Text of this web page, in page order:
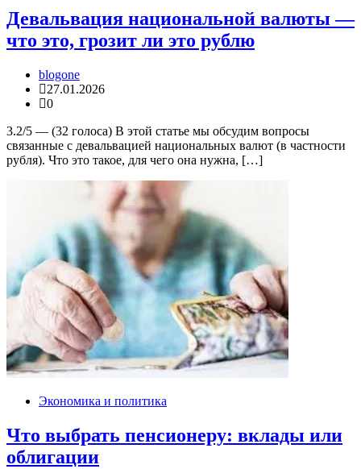
Девальвация национальной валюты —
что это, грозит ли это рублю
blogone
27.01.2026
0
3.2/5 — (32 голоса) В этой статье мы обсудим вопросы
связанные с девальвацией национальных валют (в частности
рубля). Что это такое, для чего она нужна, […]
Экономика и политика
Что выбрать пенсионеру: вклады или
облигации